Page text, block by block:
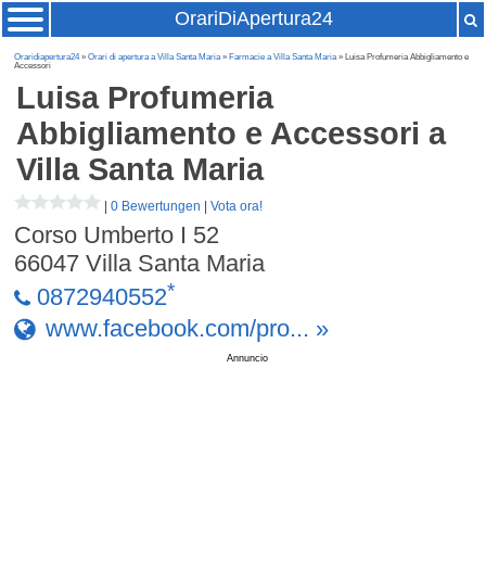
OrariDiApertura24
Oraridiapertura24»Orari di apertura a Villa Santa Maria» Farmacie a Villa Santa Maria» Luisa Profumeria Abbigliamento e
Accessori
Luisa Profumeria
Abbigliamento e Accessori a
Villa Santa Maria
|0 Bewertungen |Vota ora!
Corso Umberto I 52
66047 Villa Santa Maria
0872940552*
www.facebook.com/pro... »
Annuncio